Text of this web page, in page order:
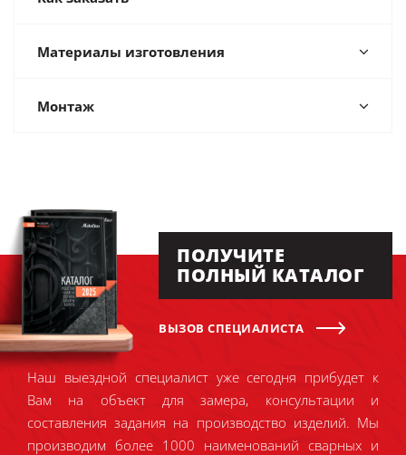
Материалы изготовления
Монтаж
ПОЛУЧИТЕ
ПОЛНЫЙ КАТАЛОГ
ВЫЗОВ СПЕЦИАЛИСТА
Наш выездной специалист уже сегодня прибудет к
Вам на объект для замера, консультации и
составления задания на производство изделий. Мы
производим более 1000 наименований сварных и